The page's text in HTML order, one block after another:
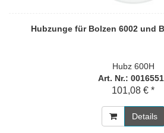
Hubzunge für Bolzen 6002 und
Hubz 600H
Art. Nr.:
101,08 € *
Details